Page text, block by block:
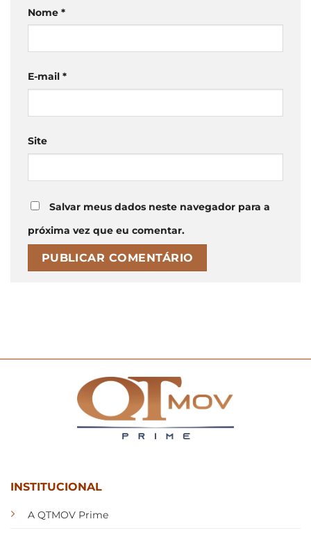
Nome *
E-mail *
Site
Salvar meus dados neste navegador para a
próxima vez que eu comentar.
INSTITUCIONAL
A QTMOV Prime